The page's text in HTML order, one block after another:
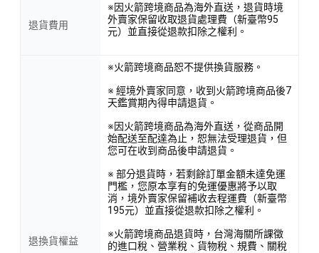
退貨費用
※因火箭跨境商品為海外直送，退貨時境
外賣家保留收取退貨處理費（新臺幣95
元）並直接從退款扣除之權利。
退換貨權益
※火箭跨境商品恕不提供換貨服務。
※ 經境外賣家同意，收到火箭跨境商品後7
天鑑賞期內得申請退貨。
※因火箭跨境商品為海外直送，從商品開
始配送至配達為止，恕無法受理退貨，但
您可在收到商品後申請退貨。
※ 部分退貨時，若剩餘訂單金額未達免運
門檻，您原本享有的免運優惠將予以取
消，境外賣家保留補收去程運費（新臺幣
195元）並直接從退款扣除之權利。
※火箭跨境商品退貨時，台灣海關所課徵
的進口稅、營業稅、貨物稅、規費、關稅